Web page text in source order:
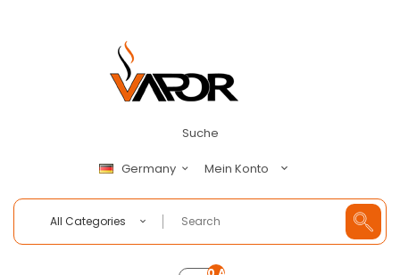
Suche
Germany Mein Konto
All Categories